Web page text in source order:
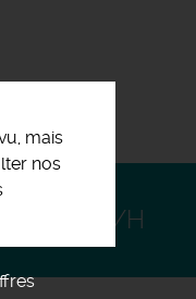
mais
nos
H/F F/H